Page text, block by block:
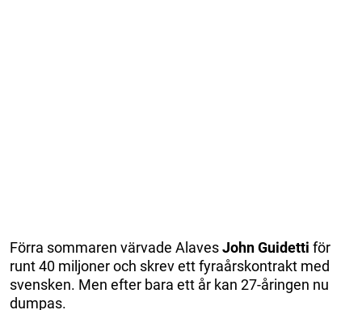
Förra sommaren värvade AlavesJohn Guidetti för
runt 40 miljoner och skrev ett fyraårskontrakt med
svensken. Men efter bara ett år kan 27-åringen nu
dumpas.